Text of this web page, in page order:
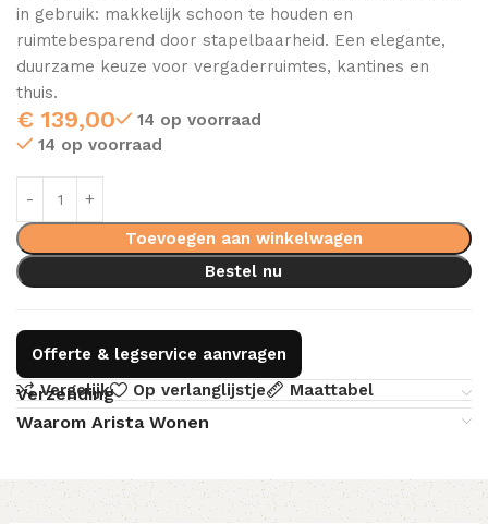
in gebruik: makkelijk schoon te houden en
ruimtebesparend door stapelbaarheid. Een elegante,
duurzame keuze voor vergaderruimtes, kantines en
thuis.
€ 139,00
14 op voorraad
14 op voorraad
Toevoegen aan winkelwagen
Bestel nu
Offerte & legservice aanvragen
Vergelijk
Op verlanglijstje Maattabel
Verzending
Waarom Arista Wonen